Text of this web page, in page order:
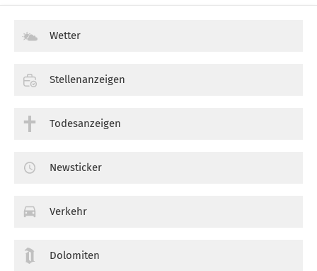
Wetter
Stellenanzeigen
Todesanzeigen
Newsticker
Verkehr
Dolomiten